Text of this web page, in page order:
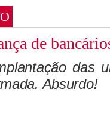
de
das
Absurdo!